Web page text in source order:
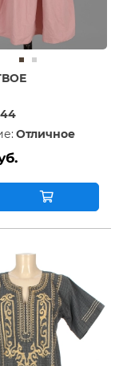
44
Отличное